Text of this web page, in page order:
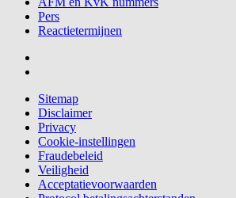
Pers
Reactietermijnen
Sitemap
Disclaimer
Privacy
Cookie-instellingen
Fraudebeleid
Veiligheid
Acceptatievoorwaarden